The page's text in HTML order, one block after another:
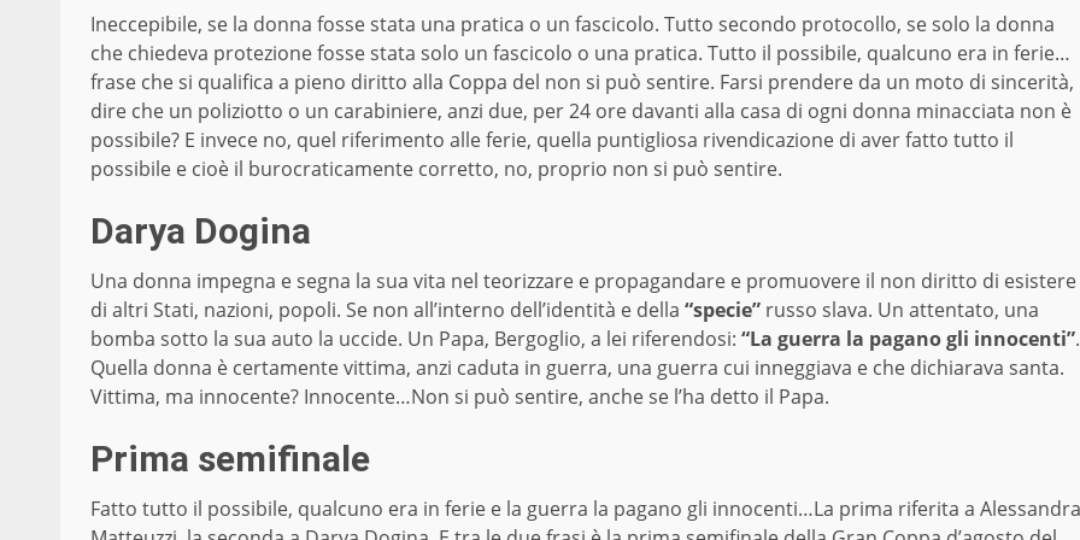
Ineccepibile, se la donna fosse stata una pratica o un fascicolo. Tutto secondo protocollo, se solo la donna
che chiedeva protezione fosse stata solo un fascicolo o una pratica. Tutto il possibile, qualcuno era in ferie…
frase che si qualifica a pieno diritto alla Coppa del non si può sentire. Farsi prendere da un moto di sincerità,
dire che un poliziotto o un carabiniere, anzi due, per 24 ore davanti alla casa di ogni donna minacciata non è
possibile? E invece no, quel riferimento alle ferie, quella puntigliosa rivendicazione di aver fatto tutto il
possibile e cioè il burocraticamente corretto, no, proprio non si può sentire.
Darya Dogina
Una donna impegna e segna la sua vita nel teorizzare e propagandare e promuovere il non diritto di esistere
di altri Stati, nazioni, popoli. Se non all’interno dell’identità e della “specie” russo slava. Un attentato, una
bomba sotto la sua auto la uccide. Un Papa, Bergoglio, a lei riferendosi: “La guerra la pagano gli innocenti”.
Quella donna è certamente vittima, anzi caduta in guerra, una guerra cui inneggiava e che dichiarava santa.
Vittima, ma innocente? Innocente…Non si può sentire, anche se l’ha detto il Papa.
Prima semifinale
Fatto tutto il possibile, qualcuno era in ferie e la guerra la pagano gli innocenti…La prima riferita a Alessandra